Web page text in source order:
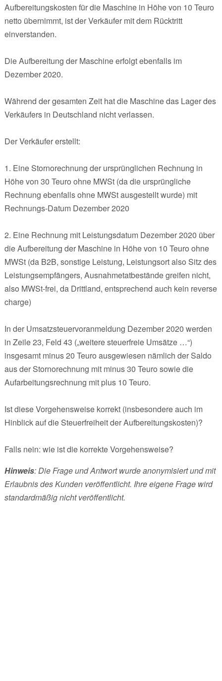
Aufbereitungskosten für die Maschine in Höhe von 10 Teuro
netto übernimmt, ist der Verkäufer mit dem Rücktritt
einverstanden.
Die Aufbereitung der Maschine erfolgt ebenfalls im
Dezember 2020.
Während der gesamten Zeit hat die Maschine das Lager des
Verkäufers in Deutschland nicht verlassen.
Der Verkäufer erstellt:
1. Eine Stornorechnung der ursprünglichen Rechnung in
Höhe von 30 Teuro ohne MWSt (da die ursprüngliche
Rechnung ebenfalls ohne MWSt ausgestellt wurde) mit
Rechnungs-Datum Dezember 2020
2. Eine Rechnung mit Leistungsdatum Dezember 2020 über
die Aufbereitung der Maschine in Höhe von 10 Teuro ohne
MWSt (da B2B, sonstige Leistung, Leistungsort also Sitz des
Leistungsempfängers, Ausnahmetatbestände greifen nicht,
also MWSt-frei, da Drittland, entsprechend auch kein reverse
charge)
In der Umsatzsteuervoranmeldung Dezember 2020 werden
in Zeile 23, Feld 43 („weitere steuerfreie Umsätze …“)
insgesamt minus 20 Teuro ausgewiesen nämlich der Saldo
aus der Stornorechnung mit minus 30 Teuro sowie die
Aufarbeitungsrechnung mit plus 10 Teuro.
Ist diese Vorgehensweise korrekt (insbesondere auch im
Hinblick auf die Steuerfreiheit der Aufbereitungskosten)?
Falls nein: wie ist die korrekte Vorgehensweise?
Hinweis: Die Frage und Antwort wurde anonymisiert und mit
Erlaubnis des Kunden veröffentlicht. Ihre eigene Frage wird
standardmäßig nicht veröffentlicht.